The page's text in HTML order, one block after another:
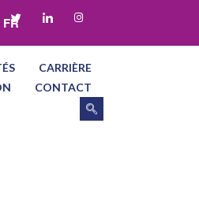
FR
CARRIÈRE
CONTACT